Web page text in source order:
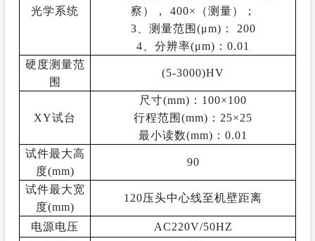
光学系统
察）
，
400×（测量）；
3、测量范围(μm)： 200
4、分辨率(μm)：0.01
硬度测量范
围
(5-3000)HV
XY试台
尺寸(mm) ： 100×100
行程范围 (mm) ： 25×25
最小读数(mm) ： 0.01
试件最大高
度(mm)
90
试件最大宽
度(mm)
120压头中心线至机壁距离
电源电压
AC220V/50HZ